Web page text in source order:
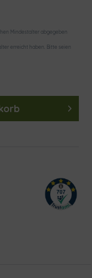
Mindestalter abgegeben
erreicht haben. Bitte seien